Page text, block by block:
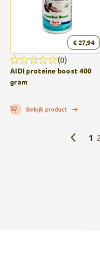
€ 27,94
(0)
AIDI proteine boost 400
gram
Bekijk product
1